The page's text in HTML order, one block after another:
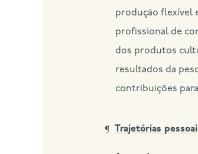
produção flexível
profissional de
dos produtos
resultados da
contribuições
Trajetórias